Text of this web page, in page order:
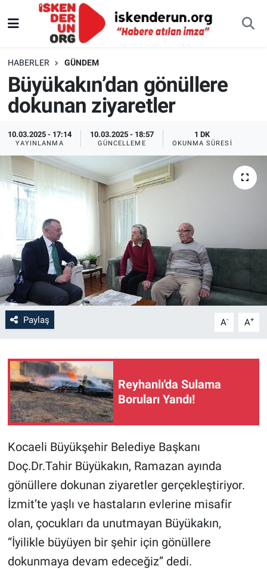
HABERLER GÜNDEM
Büyükakın’dan gönüllere
dokunan ziyaretler
10.03.2025 - 17:14
YAYINLANMA
10.03.2025 - 18:57
GÜNCELLEME
1 DK
OKUNMA SÜRESI
Paylaş A- A+
Reyhanlı'da Sulama
Boruları Yandı!
Kocaeli Büyükşehir Belediye Başkanı
Doç.Dr.Tahir Büyükakın, Ramazan ayında
gönüllere dokunan ziyaretler gerçekleştiriyor.
İzmit’te yaşlı ve hastaların evlerine misafir
olan, çocukları da unutmayan Büyükakın,
“İyilikle büyüyen bir şehir için gönüllere
dokunmaya devam edeceğiz” dedi.